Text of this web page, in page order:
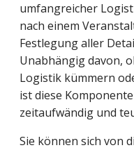
umfangreicher
nach einem
Festlegung aller
Unabhängig davon,
Logistik kümmern
ist diese
zeitaufwändig und
Sie können sich von